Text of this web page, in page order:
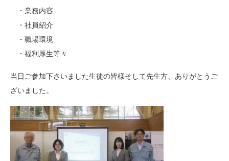
・業務内容
・社員紹介
・職場環境
・福利厚生等々
当日ご参加下さいました生徒の皆様そして先生方、ありがとうご
ざいました。